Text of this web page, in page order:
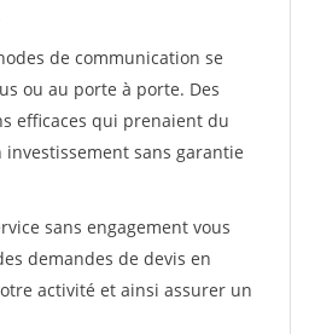
de communication se
ou au porte à porte. Des
efficaces qui prenaient du
sans garantie
sans engagement vous
demandes de devis en
activité et ainsi assurer un